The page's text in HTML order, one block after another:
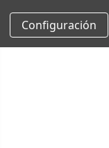
Configuración